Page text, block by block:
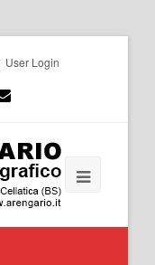
User Login